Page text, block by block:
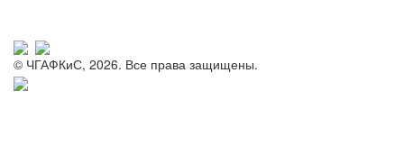
© ЧГАФКиС, 2026. Все права защищены.